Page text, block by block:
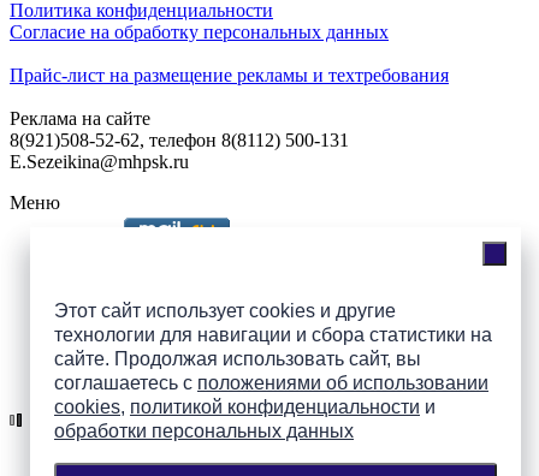
Этот сайт использует cookies и другие
технологии для навигации и сбора статистики на
сайте. Продолжая использовать сайт, вы
соглашаетесь с положениями об использовании
cookies, политикой конфиденциальности и
обработки персональных данных
Политика конфиденциальности
Согласие на обработку персональных данных
Прайс-лист на размещение рекламы и техтребования
Реклама на сайте
8(921)508-52-62, телефон 8(8112) 500-131
E.Sezeikina@mhpsk.ru
Меню
Подпишись на группы
ПАИ в соцсетях!